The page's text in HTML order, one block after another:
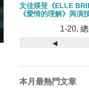
文佳煐登《ELLE
《愛情的理解》與演
1-20,
◂
本月最熱門文章